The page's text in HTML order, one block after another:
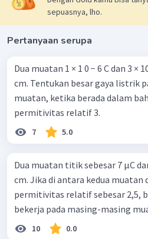
sepuasnya, lho.
Pertanyaan serupa
Dua muatan 1 × 1 0 − 6 C dan 3 ×
cm. Tentukan besar gaya listrik
muatan, ketika berada dalam
permitivitas relatif 3.
7 5.0
Dua muatan titik sebesar 7 µC
cm. Jika di antara kedua muatan
permitivitas relatif sebesar 2,5,
bekerja pada masing-masing
10 0.0